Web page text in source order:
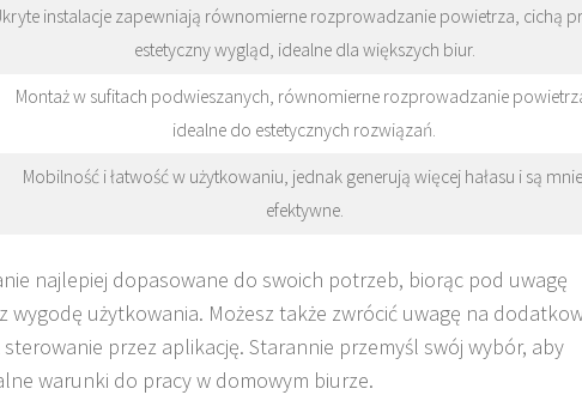
instalacje zapewniają równomierne rozprowadzanie powietrza, cichą
estetyczny wygląd, idealne dla większych biur.
Montaż w sufitach podwieszanych, równomierne rozprowadzanie
idealne do estetycznych rozwiązań.
Mobilność i łatwość w użytkowaniu, jednak generują więcej hałasu i są
efektywne.
najlepiej dopasowane do swoich potrzeb, biorąc pod uwagę
wygodę użytkowania. Możesz także zwrócić uwagę na
przez aplikację. Starannie przemyśl swój wybór, aby
warunki do pracy w domowym biurze.